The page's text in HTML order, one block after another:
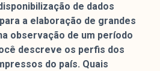
de dados
a elaboração de grandes
observação de um período
descreve os perfis dos
do país. Quais